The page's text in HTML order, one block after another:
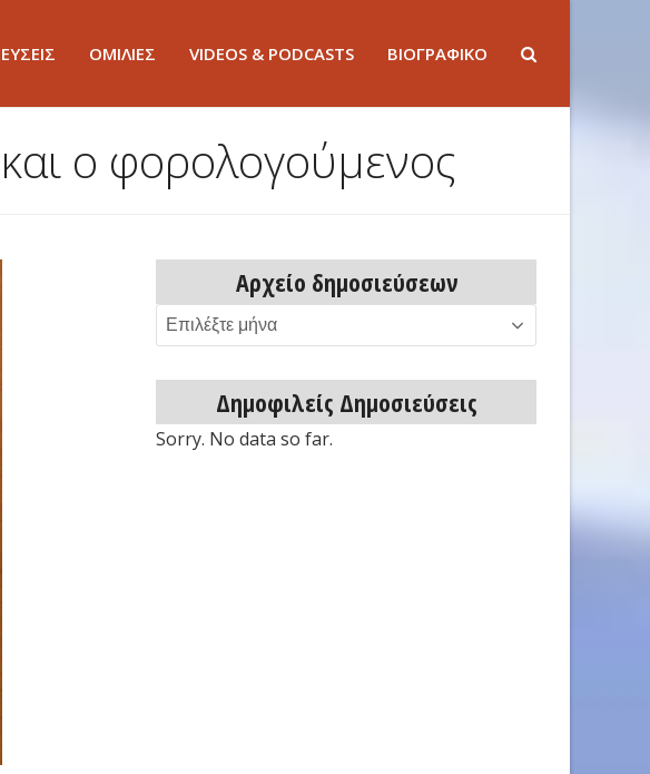
ΟΜΙΛΙΕΣ VIDEOS & PODCASTS ΒΙΟΓΡΑΦΙΚΟ
ο φορολογούμενος
Αρχείο δημοσιεύσεων
Αρχείο
δημοσιεύσεων
Δημοφιλείς Δημοσιεύσεις
Sorry. No data so far.